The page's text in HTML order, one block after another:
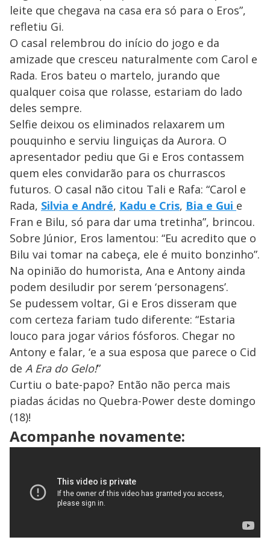
leite que chegava na casa era só para o Eros”,
refletiu Gi.
O casal relembrou do início do jogo e da
amizade que cresceu naturalmente com Carol e
Rada. Eros bateu o martelo, jurando que
qualquer coisa que rolasse, estariam do lado
deles sempre.
Selfie deixou os eliminados relaxarem um
pouquinho e serviu linguiças da Aurora. O
apresentador pediu que Gi e Eros contassem
quem eles convidarão para os churrascos
futuros. O casal não citou Tali e Rafa: “Carol e
Rada, Silvia e André, Kadu e Cris, Bia e Gui e
Fran e Bilu, só para dar uma tretinha”, brincou.
Sobre Júnior, Eros lamentou: “Eu acredito que o
Bilu vai tomar na cabeça, ele é muito bonzinho”.
Na opinião do humorista, Ana e Antony ainda
podem desiludir por serem ‘personagens’.
Se pudessem voltar, Gi e Eros disseram que
com certeza fariam tudo diferente: “Estaria
louco para jogar vários fósforos. Chegar no
Antony e falar, ‘e a sua esposa que parece o Cid
de A Era do Gelo!”
Curtiu o bate-papo? Então não perca mais
piadas ácidas no Quebra-Power deste domingo
(18)!
Acompanhe novamente: